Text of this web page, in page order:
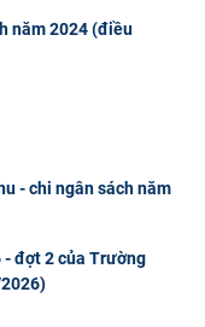
năm 2024 (điều
- chi ngân sách năm
- đợt 2 của Trường